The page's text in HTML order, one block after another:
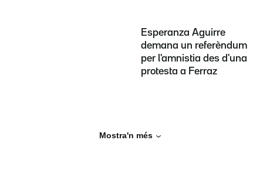
Esperanza Aguirre
demana un referèndum
per l'amnistia des d'una
protesta a Ferraz
Mostra'n més